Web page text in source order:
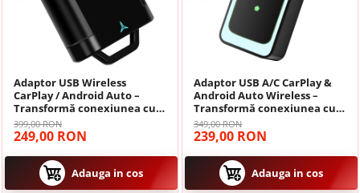
Adaptor USB Wireless
CarPlay / Android Auto –
Transformă conexiunea cu
fir în Wi-Fi pentru mașini
USB / Type-C
399,00 RON
249,00 RON
Adauga in cos
Adaptor USB A/C CarPlay &
Android Auto Wireless –
Transformă conexiunea cu
cablu în conexiune wireless,
Plug & Play
349,00 RON
239,00 RON
Adauga in cos